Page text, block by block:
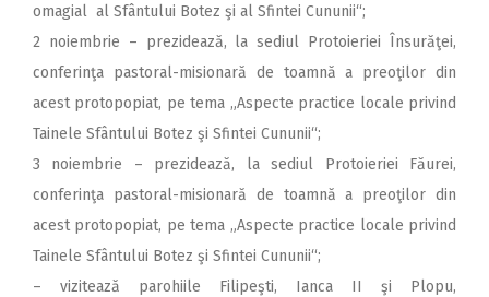
omagial al Sfântului Botez şi al Sfintei Cununii“;
2 noiembrie – prezidează, la sediul Protoieriei Însurăţei,
conferinţa pastoral-misionară de toamnă a preoţilor din
acest protopopiat, pe tema „Aspecte practice locale privind
Tainele Sfântului Botez şi Sfintei Cununii“;
3 noiembrie – prezidează, la sediul Protoieriei Făurei,
conferinţa pastoral-misionară de toamnă a preoţilor din
acest protopopiat, pe tema „Aspecte practice locale privind
Tainele Sfântului Botez şi Sfintei Cununii“;
– vizitează parohiile Filipeşti, Ianca II şi Plopu,